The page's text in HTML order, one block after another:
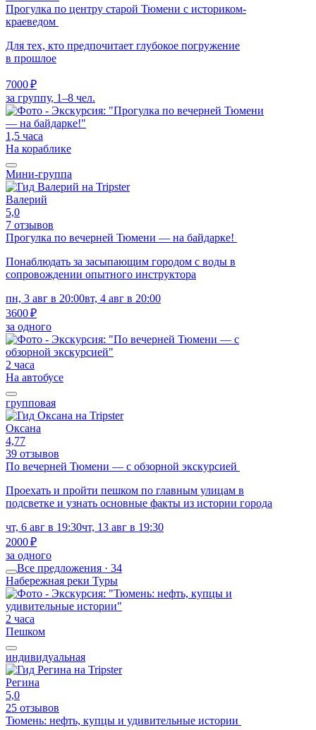
Прогулка по центру старой Тюмени с историком-
краеведом
Для тех, кто предпочитает глубокое погружение
в прошлое
7000 ₽
за группу, 1–8 чел.
1,5 часа
На кораблике
Мини-группа
Валерий
5,0
7 отзывов
Прогулка по вечерней Тюмени — на байдарке!
Понаблюдать за засыпающим городом с воды в
сопровождении опытного инструктора
пн, 3 авг в 20:00вт, 4 авг в 20:00
3600 ₽
за одного
2 часа
На автобусе
групповая
Оксана
4,77
39 отзывов
По вечерней Тюмени — с обзорной экскурсией
Проехать и пройти пешком по главным улицам в
подсветке и узнать основные факты из истории города
чт, 6 авг в 19:30чт, 13 авг в 19:30
2000 ₽
за одного
Все предложения · 34
Набережная реки Туры
2 часа
Пешком
индивидуальная
Регина
5,0
25 отзывов
Тюмень: нефть, купцы и удивительные истории